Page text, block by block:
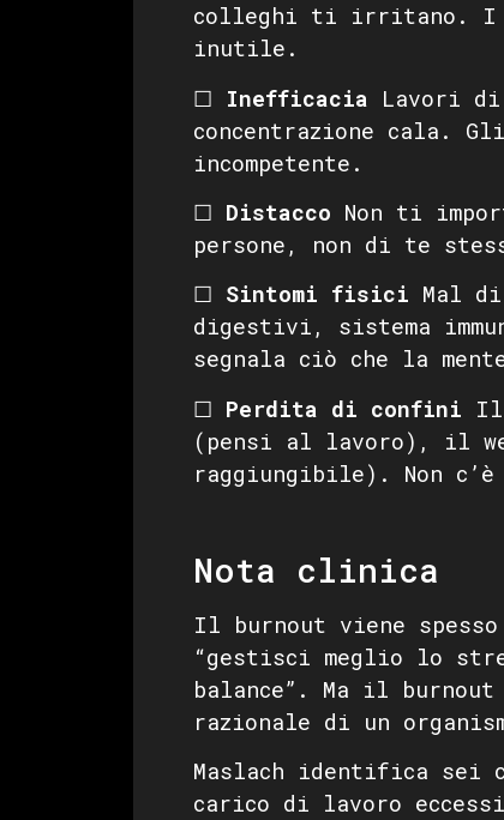
colleghi ti irritano. I
inutile.
☐ Inefficacia Lavori
concentrazione cala.
incompetente.
☐ Distacco Non ti
persone, non di te
☐ Sintomi fisici Mal
digestivi, sistema
segnala ciò che la
☐ Perdita di confini Il
(pensi al lavoro), il
raggiungibile). Non
Nota clinica
Il burnout viene
“gestisci meglio lo
balance”. Ma il burnout
razionale di un
Maslach identifica sei
carico di lavoro